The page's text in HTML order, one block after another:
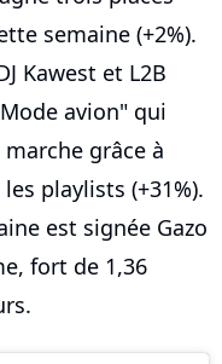
semaine (+2%).
Kawest et L2B
avion" qui
grâce à
playlists (+31%).
est signée Gazo
fort de 1,36